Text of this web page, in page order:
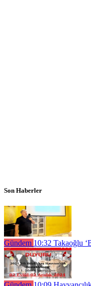
Son Haberler
Gündem 10:32 Takaoğlu